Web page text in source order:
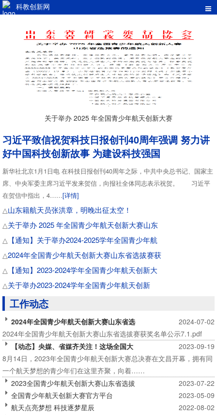
科教创新网
关于举办 2025 年全国青少年航天创新大赛
习近平致信祝贺科技日报创刊40周年强调 努力讲
好中国科技创新故事 为建设科技强国
新华社北京1月1日电 在科技日报创刊40周年之际，中共中央总书记、国家主
席、中央军委主席习近平发来贺信，向报社全体同志表示祝贺。 习近平
在贺信中指出，4……[详情]
△山东籍航天员张洪章，明晚出征太空！
△关于举办 2025 年全国青少年航天创新大赛山东
△ 【通知】关于举办2024-2025学年全国青少年航
△2024年全国青少年航天创新大赛山东省选拔赛获
△ 【通知】2023-2024学年全国青少年航天创新大
△​关于举办2023-2024学年全国青少年航天创新
工作动态
2024年全国青少年航天创新大赛山东省选
2024-07-02
2024年全国青少年航天创新大赛山东省选拔赛获奖名单公示7.1.pdf
【动态】央媒、省媒齐关注！这场全国大
2023-09-19
8月14日，2023年全国青少年航天创新大赛总决赛在文昌开幕，拥有同
一个航天梦想的青少年们在这里齐聚，向着……
2023全国青少年航天创新大赛山东省选拔
2023-07-22
全国青少年航天创新大赛官方平台
2023-05-09
航天点亮梦想 科技逐梦星辰
2022-08-02